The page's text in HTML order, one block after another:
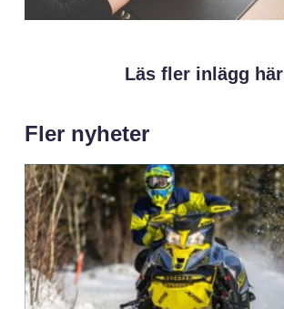
Läs fler inlägg här
Fler nyheter